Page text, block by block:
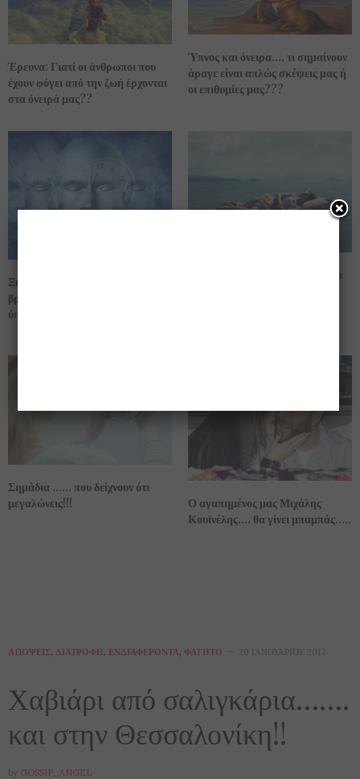
Έρευνα: Γιατί οι άνθρωποι που
έχουν φύγει από την ζωή έρχονται
στα όνειρά μας??
Ύπνος και όνειρα…. τι σημαίνουν
άραγε είναι απλώς σκέψεις μας ή
οι επιθυμίες μας???
Ξυπνάς μία συγκεκριμένη ώρα το
βράδυ κατά την διάρκεια του
ύπνου σου??? μάθε τι σημαίνει!!
Ο αριθμός των ωρών που πρέπει
Σημάδια …… που δείχνουν ότι
μεγαλώνεις!!!
Ο αγαπημένος μας Μιχάλης
Κουϊνέλης…. θα γίνει μπαμπάς…..
ΑΠΌΨΕΙΣ, ΔΙΑΤΡΟΦΉ, ΕΝΔΙΑΦΈΡΟΝΤΑ, ΦΑΓΗΤΌ 20 ΙΑΝΟΥΑΡΊΟΥ 2017
Χαβιάρι από σαλιγκάρια…….
και στην Θεσσαλονίκη!!
by GOSSIP_ANGEL